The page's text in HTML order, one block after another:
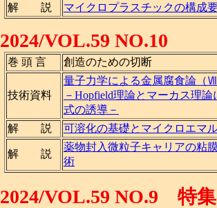
解 説
マイクロプラスチックの構成
2024/VOL.59 NO.10
巻 頭 言 創造のための切断
技術資料
量子力学による金属腐食論（
－Hopfield理論とマーカス理
式の誘導－
解 説
可溶化の基礎とマイクロエマ
解 説
薬物封入微粒子キャリアの粘
術
2024/VOL.59 NO.9 特